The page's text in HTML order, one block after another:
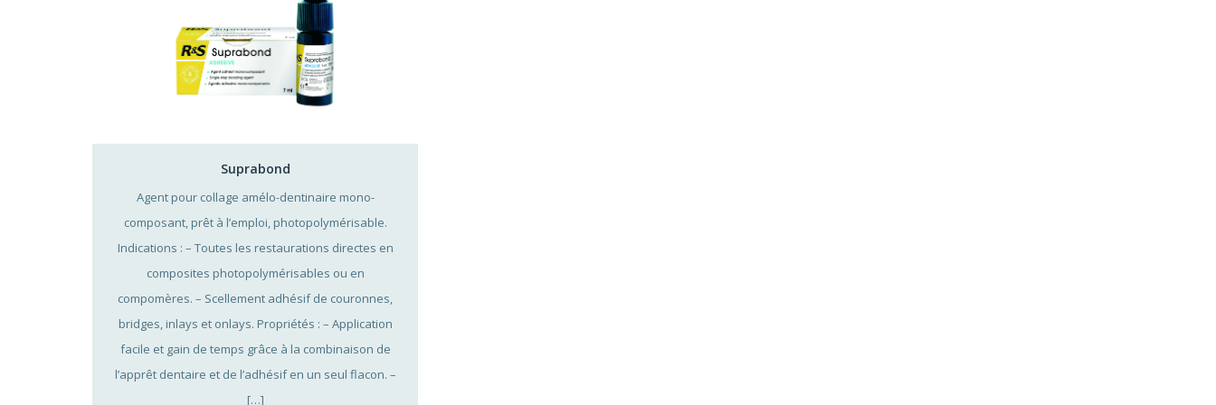
Suprabond
Agent pour collage amélo-dentinaire mono-
composant, prêt à l’emploi, photopolymérisable.
Indications : – Toutes les restaurations directes en
composites photopolymérisables ou en
compomères. – Scellement adhésif de couronnes,
bridges, inlays et onlays. Propriétés : – Application
facile et gain de temps grâce à la combinaison de
l’apprêt dentaire et de l’adhésif en un seul flacon. –
[…]